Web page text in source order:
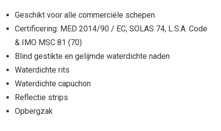
Geschikt voor alle commerciële schepen
Certificering: MED 2014/90 / EC, SOLAS 74, L.S.A. Code
& IMO MSC 81 (70)
Blind gestikte en gelijmde waterdichte naden
Waterdichte rits
Waterdichte capuchon
Reflectie strips
Opbergzak